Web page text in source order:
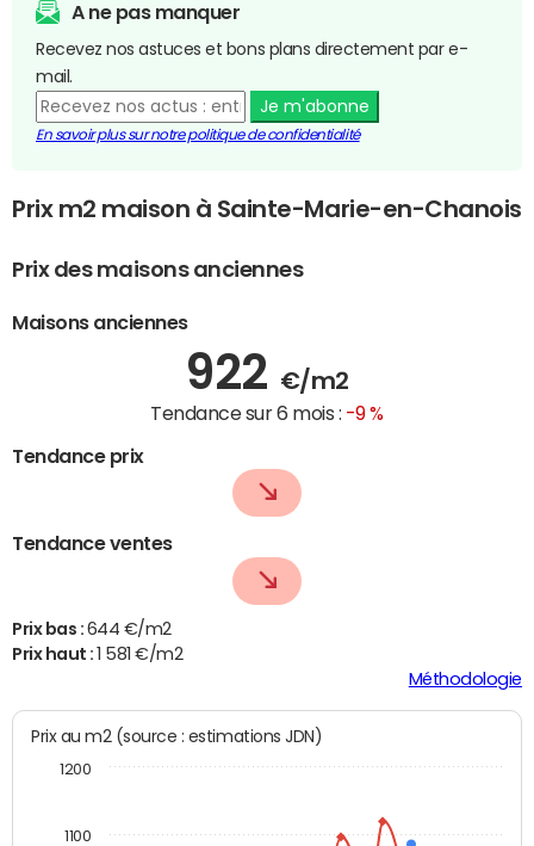
A ne pas manquer
Recevez nos astuces et bons plans directement par e-
mail.
Je m'abonne
En savoir plus sur notre politique de confidentialité
Prix m2 maison à Sainte-Marie-en-Chanois
Prix des maisons anciennes
Maisons anciennes
922 €/m2
Tendance sur 6 mois : -9 %
Tendance prix
Tendance ventes
Prix bas : 644 €/m2
Prix haut :
1 581 €/m2
Méthodologie
Prix au m2 (source : estimations JDN)
1100
1200